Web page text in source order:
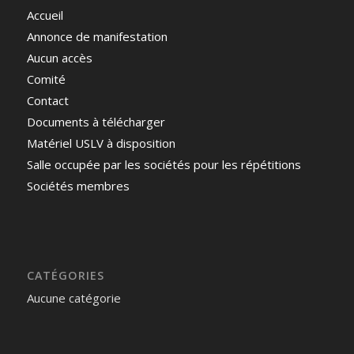
Accueil
Annonce de manifestation
Aucun accès
Comité
Contact
Documents à télécharger
Matériel USLV à disposition
Salle occupée par les sociétés pour les répétitions
Sociétés membres
CATÉGORIES
Aucune catégorie